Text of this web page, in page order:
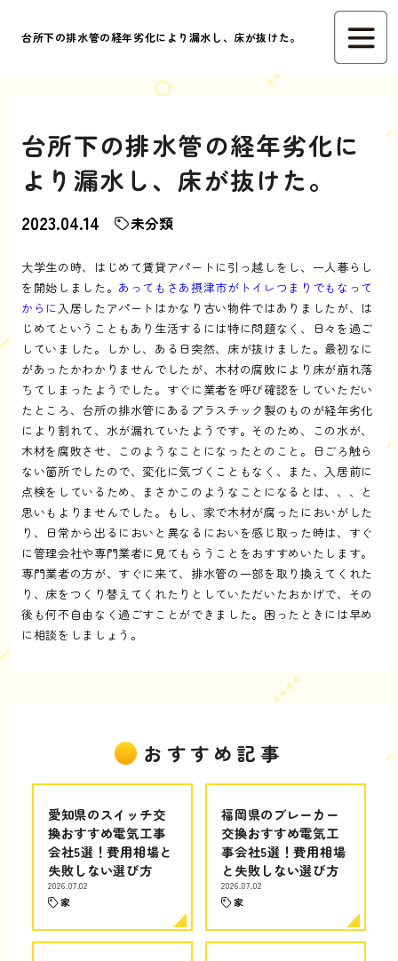
台所下の排水管の経年劣化により漏水し、床が抜けた。
台所下の排水管の経年劣化に
より漏水し、床が抜けた。
2023.04.14 未分類
大学生の時、はじめて賃貸アパートに引っ越しをし、一人暮らし
を開始しました。 あってもさあ摂津市がトイレつまりでもなって
からに入居したアパートはかなり古い物件ではありましたが、は
じめてということもあり生活するには特に問題なく、日々を過ご
していました。しかし、ある日突然、床が抜けました。最初なに
があったかわかりませんでしたが、木材の腐敗により床が崩れ落
ちてしまったようでした。すぐに業者を呼び確認をしていただい
たところ、台所の排水管にあるプラスチック製のものが経年劣化
により割れて、水が漏れていたようです。そのため、この水が、
木材を腐敗させ、このようなことになったとのこと。日ごろ触ら
ない箇所でしたので、変化に気づくこともなく、また、入居前に
点検をしているため、まさかこのようなことになるとは、、、と
思いもよりませんでした。もし、家で木材が腐ったにおいがした
り、日常から出るにおいと異なるにおいを感じ取った時は、すぐ
に管理会社や専門業者に見てもらうことをおすすめいたします。
専門業者の方が、すぐに来て、排水管の一部を取り換えてくれた
り、床をつくり替えてくれたりとしていただいたおかげで、その
後も何不自由なく過ごすことができました。困ったときには早め
に相談をしましょう。
おすすめ記事
愛知県のスイッチ交
換おすすめ電気工事
会社5選！費用相場と
失敗しない選び方
2026.07.02
家
福岡県のブレーカー
交換おすすめ電気工
事会社5選！費用相場
と失敗しない選び方
2026.07.02
家